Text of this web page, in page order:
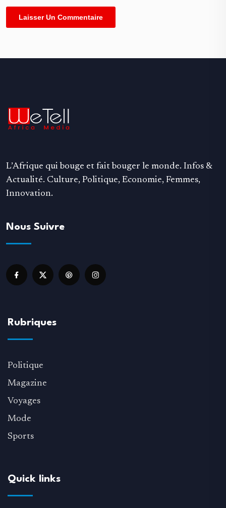
L’Afrique qui bouge et fait bouger le monde. Infos &
Actualité. Culture, Politique, Economie, Femmes,
Innovation.
Nous Suivre
Rubriques
Politique
Magazine
Voyages
Mode
Sports
Quick links